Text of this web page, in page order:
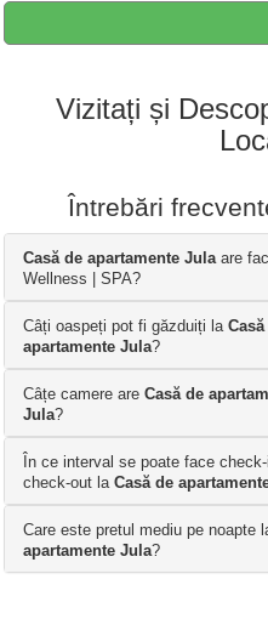
Vizitați și
Întrebări
Casă de apartamente Julaare
Wellness | SPA?
Câți oaspeți pot fi găzduiți la
apartamente Jula?
Câțe camere are Casă de
Jula?
În ce interval se poate face
check-out la Casă de
Care este pretul mediu pe noapte
apartamente Jula?